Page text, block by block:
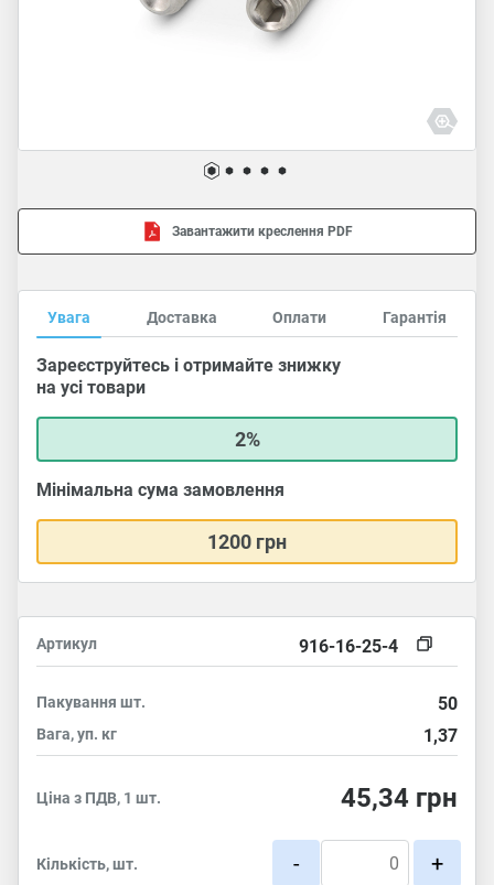
Завантажити креслення PDF
Увага Доставка Оплати Гарантія
Зареєструйтесь і отримайте знижку
на усі товари
2%
Мінімальна сума замовлення
1200 грн
Артикул 916-16-25-4
Пакування шт. 50
Вага, уп. кг 1,37
Ціна з ПДВ, 1 шт. 45,34 грн
Кількість, шт. - +